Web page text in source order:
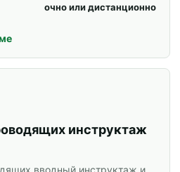
очно или дистанционно
инструктаж
вводный инструктаж и